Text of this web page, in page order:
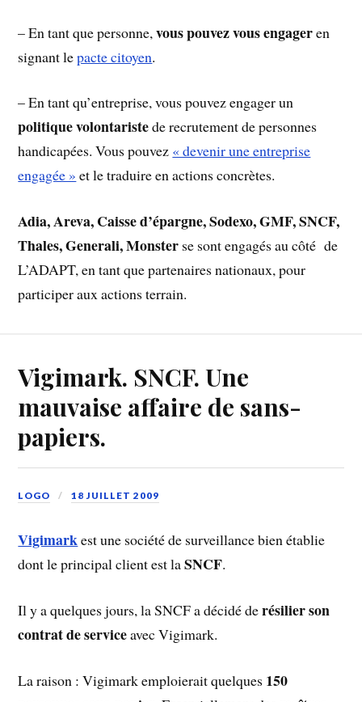
– En tant que personne,vous pouvez vous engageren
signant lepacte citoyen.
– En tant qu’entreprise, vous pouvez engager un
politique volontaristede recrutement de personnes
handicapées. Vous pouvez « devenir une entreprise
engagée » et le traduire en actions concrètes.
Adia, Areva, Caisse d’épargne, Sodexo, GMF, SNCF,
Thales, Generali, Monster se sont engagés au côté de
L’ADAPT, en tant que partenaires nationaux, pour
participer aux actions terrain.
Vigimark. SNCF. Une
mauvaise affaire de sans-
papiers.
LOGO 18 JUILLET 2009
Vigimarkest une société de surveillance bien établie
dont le principal client est laSNCF.
Il y a quelques jours, la SNCF a décidé derésilier son
contrat de serviceavec Vigimark.
La raison : Vigimark emploierait quelques 150